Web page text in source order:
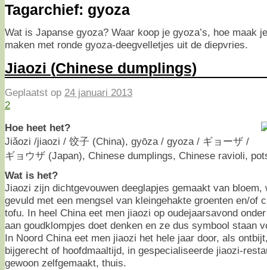
Tagarchief: gyoza
Wat is Japanse gyoza? Waar koop je gyoza’s, hoe maak
maken met ronde gyoza-deegvelletjes uit de diepvries.
Jiaozi (Chinese dumplings)
Geplaatst op 24 januari 2013
2
Hoe heet het?
Jiǎozi /jiaozi / 饺子 (China), gyōza / gyoza / ギョーザ /
ギョウザ (Japan), Chinese dumplings, Chinese ravioli,
Wat is het?
Jiaozi zijn dichtgevouwen deeglapjes gemaakt van
gevuld met een mengsel van kleingehakte groenten en/of
tofu. In heel China eet men jiaozi op oudejaarsavond
aan goudklompjes doet denken en ze dus symbool staan
In Noord China eet men jiaozi het hele jaar door, als
bijgerecht of hoofdmaaltijd, in gespecialiseerde jiaozi-
gewoon zelfgemaakt, thuis.